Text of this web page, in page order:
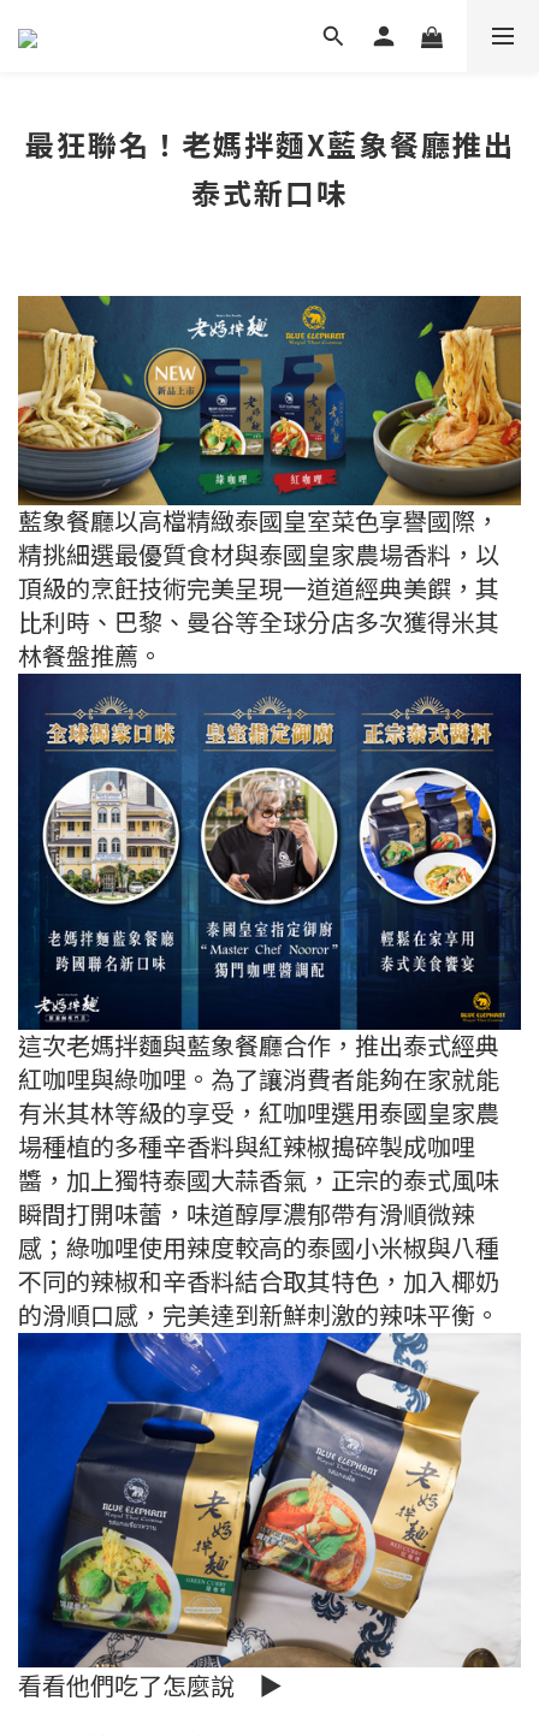
最狂聯名！老媽拌麵X藍象餐廳推出
泰式新口味
藍象餐廳以高檔精緻泰國皇室菜色享譽國際，
精挑細選最優質食材與泰國皇家農場香料，以
頂級的烹飪技術完美呈現一道道經典美饌，其
比利時、巴黎、曼谷等全球分店多次獲得米其
林餐盤推薦。
這次老媽拌麵與藍象餐廳合作，推出泰式經典
紅咖哩與綠咖哩。為了讓消費者能夠在家就能
有米其林等級的享受，紅咖哩選用泰國皇家農
場種植的多種辛香料與紅辣椒搗碎製成咖哩
醬，加上獨特泰國大蒜香氣，正宗的泰式風味
瞬間打開味蕾，味道醇厚濃郁帶有滑順微辣
感；綠咖哩使用辣度較高的泰國小米椒與八種
不同的辣椒和辛香料結合取其特色，加入椰奶
的滑順口感，完美達到新鮮刺激的辣味平衡。
看看他們吃了怎麼說 ▶